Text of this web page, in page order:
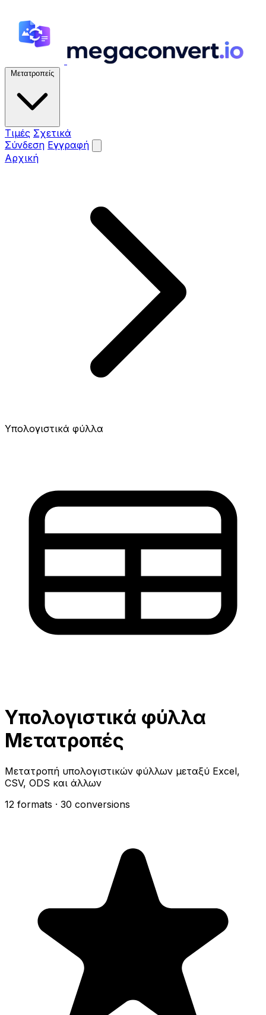
Μετατροπείς
Τιμές Σχετικά
Σύνδεση Εγγραφή
Αρχική
Υπολογιστικά φύλλα
Υπολογιστικά φύλλα
Μετατροπές
Μετατροπή υπολογιστικών φύλλων μεταξύ Excel,
CSV, ODS και άλλων
12 formats · 30 conversions